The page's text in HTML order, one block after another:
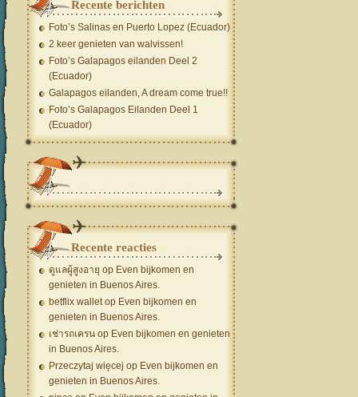
Recente berichten
Foto’s Salinas en Puerto Lopez (Ecuador)
2 keer genieten van walvissen!
Foto’s Galapagos eilanden Deel 2
(Ecuador)
Galapagos eilanden, A dream come true!!
Foto’s Galapagos Eilanden Deel 1
(Ecuador)
Recente reacties
ดูแลผู้สูงอายุ op Even bijkomen en
genieten in Buenos Aires.
betflix walletop Even bijkomen en
genieten in Buenos Aires.
เช่ารถเครน op Even bijkomen en genieten
in Buenos Aires.
Przeczytaj więcej op Even bijkomen en
genieten in Buenos Aires.